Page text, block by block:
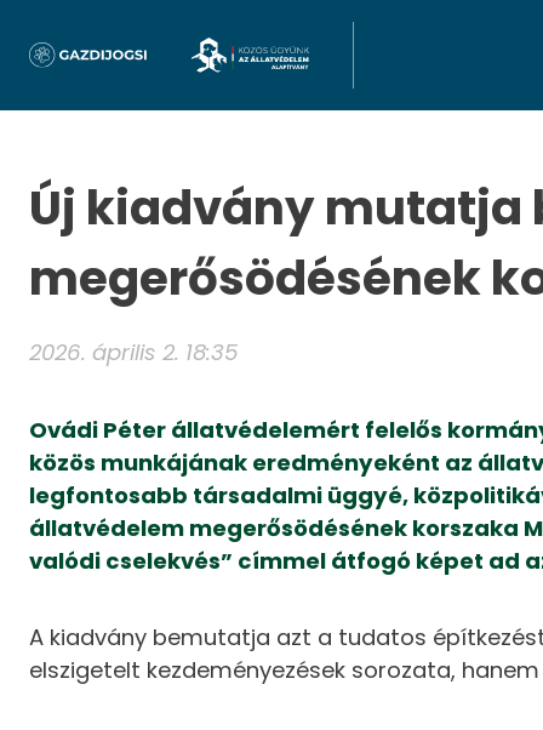
Új kiadvány mutatja
megerősödésének
2026. április 2. 18:35
Ovádi Péter állatvédelemért felelős
közös munkájának eredményeként az
legfontosabb társadalmi üggyé,
állatvédelem megerősödésének korszaka
valódi cselekvés” címmel átfogó képet ad
A kiadvány bemutatja azt a tudatos
elszigetelt kezdeményezések sorozata,